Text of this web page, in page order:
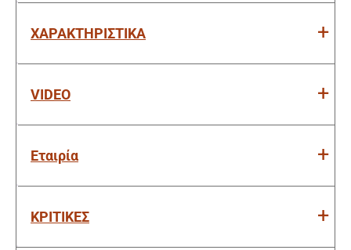
ΧΑΡΑΚΤΗΡΙΣΤΙΚΑ
VIDEO
Εταιρία
ΚΡΙΤΙΚΕΣ